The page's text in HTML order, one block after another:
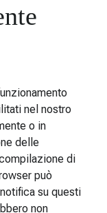
nel nostro
o in
delle
di
può
su questi
non